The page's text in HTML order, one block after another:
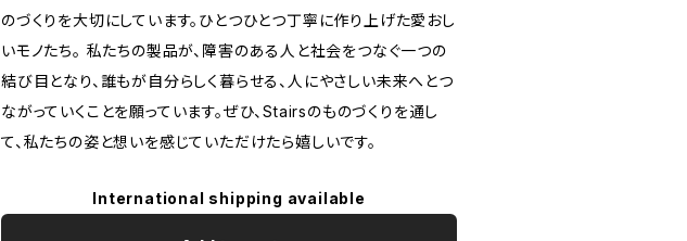
のづくりを大切にしています。ひとつひとつ丁寧に作り上げた愛おし
いモノたち。 私たちの製品が、障害のある人と社会をつなぐ一つの
結び目となり、誰もが自分らしく暮らせる、人にやさしい未来へとつ
ながっていくことを願っています。ぜひ、Stairsのものづくりを通し
て、私たちの姿と想いを感じていただけたら嬉しいです。
International shipping available